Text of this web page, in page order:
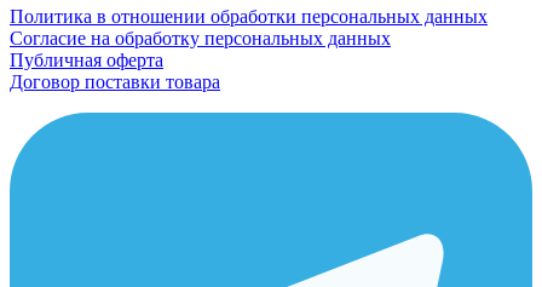
Политика в отношении обработки персональных данных
Согласие на обработку персональных данных
Публичная оферта
Договор поставки товара